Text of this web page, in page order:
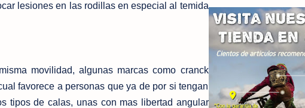
lesiones en las rodillas en especial al temida
movilidad, algunas marcas como cranck
favorece a personas que ya de por si tengan
tipos de calas, unas con mas libertad angular